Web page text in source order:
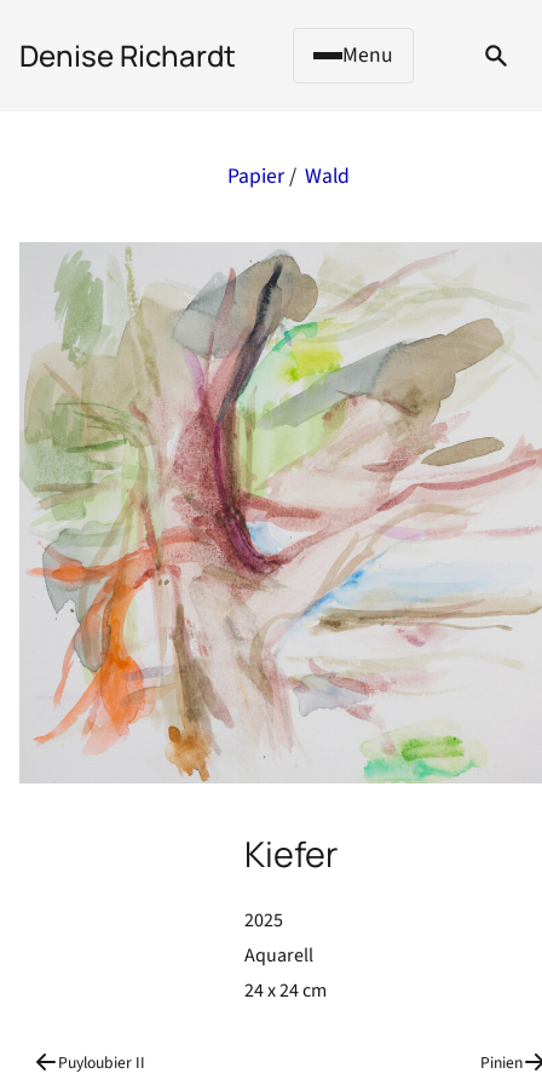
Denise Richardt Menu
Papier/ Wald
Kiefer
2025
Aquarell
24 x 24 cm
Puyloubier II Pinien